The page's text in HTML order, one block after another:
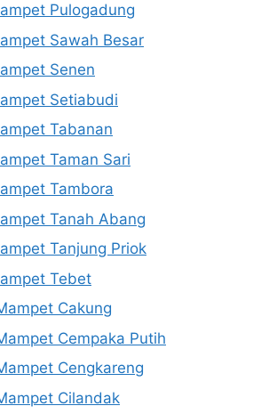
Pulogadung
Sawah Besar
Senen
Setiabudi
Tabanan
Taman Sari
Tambora
Tanah Abang
Tanjung Priok
Tebet
Cakung
Cempaka Putih
Cengkareng
Cilandak